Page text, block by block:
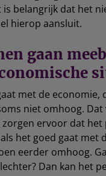
is belangrijk dat het
hierop aansluit.
gaan
met de economie,
niet omhoog.
zorgen ervoor dat het
het goed gaat met
eerder omhoog.
Dan kan het